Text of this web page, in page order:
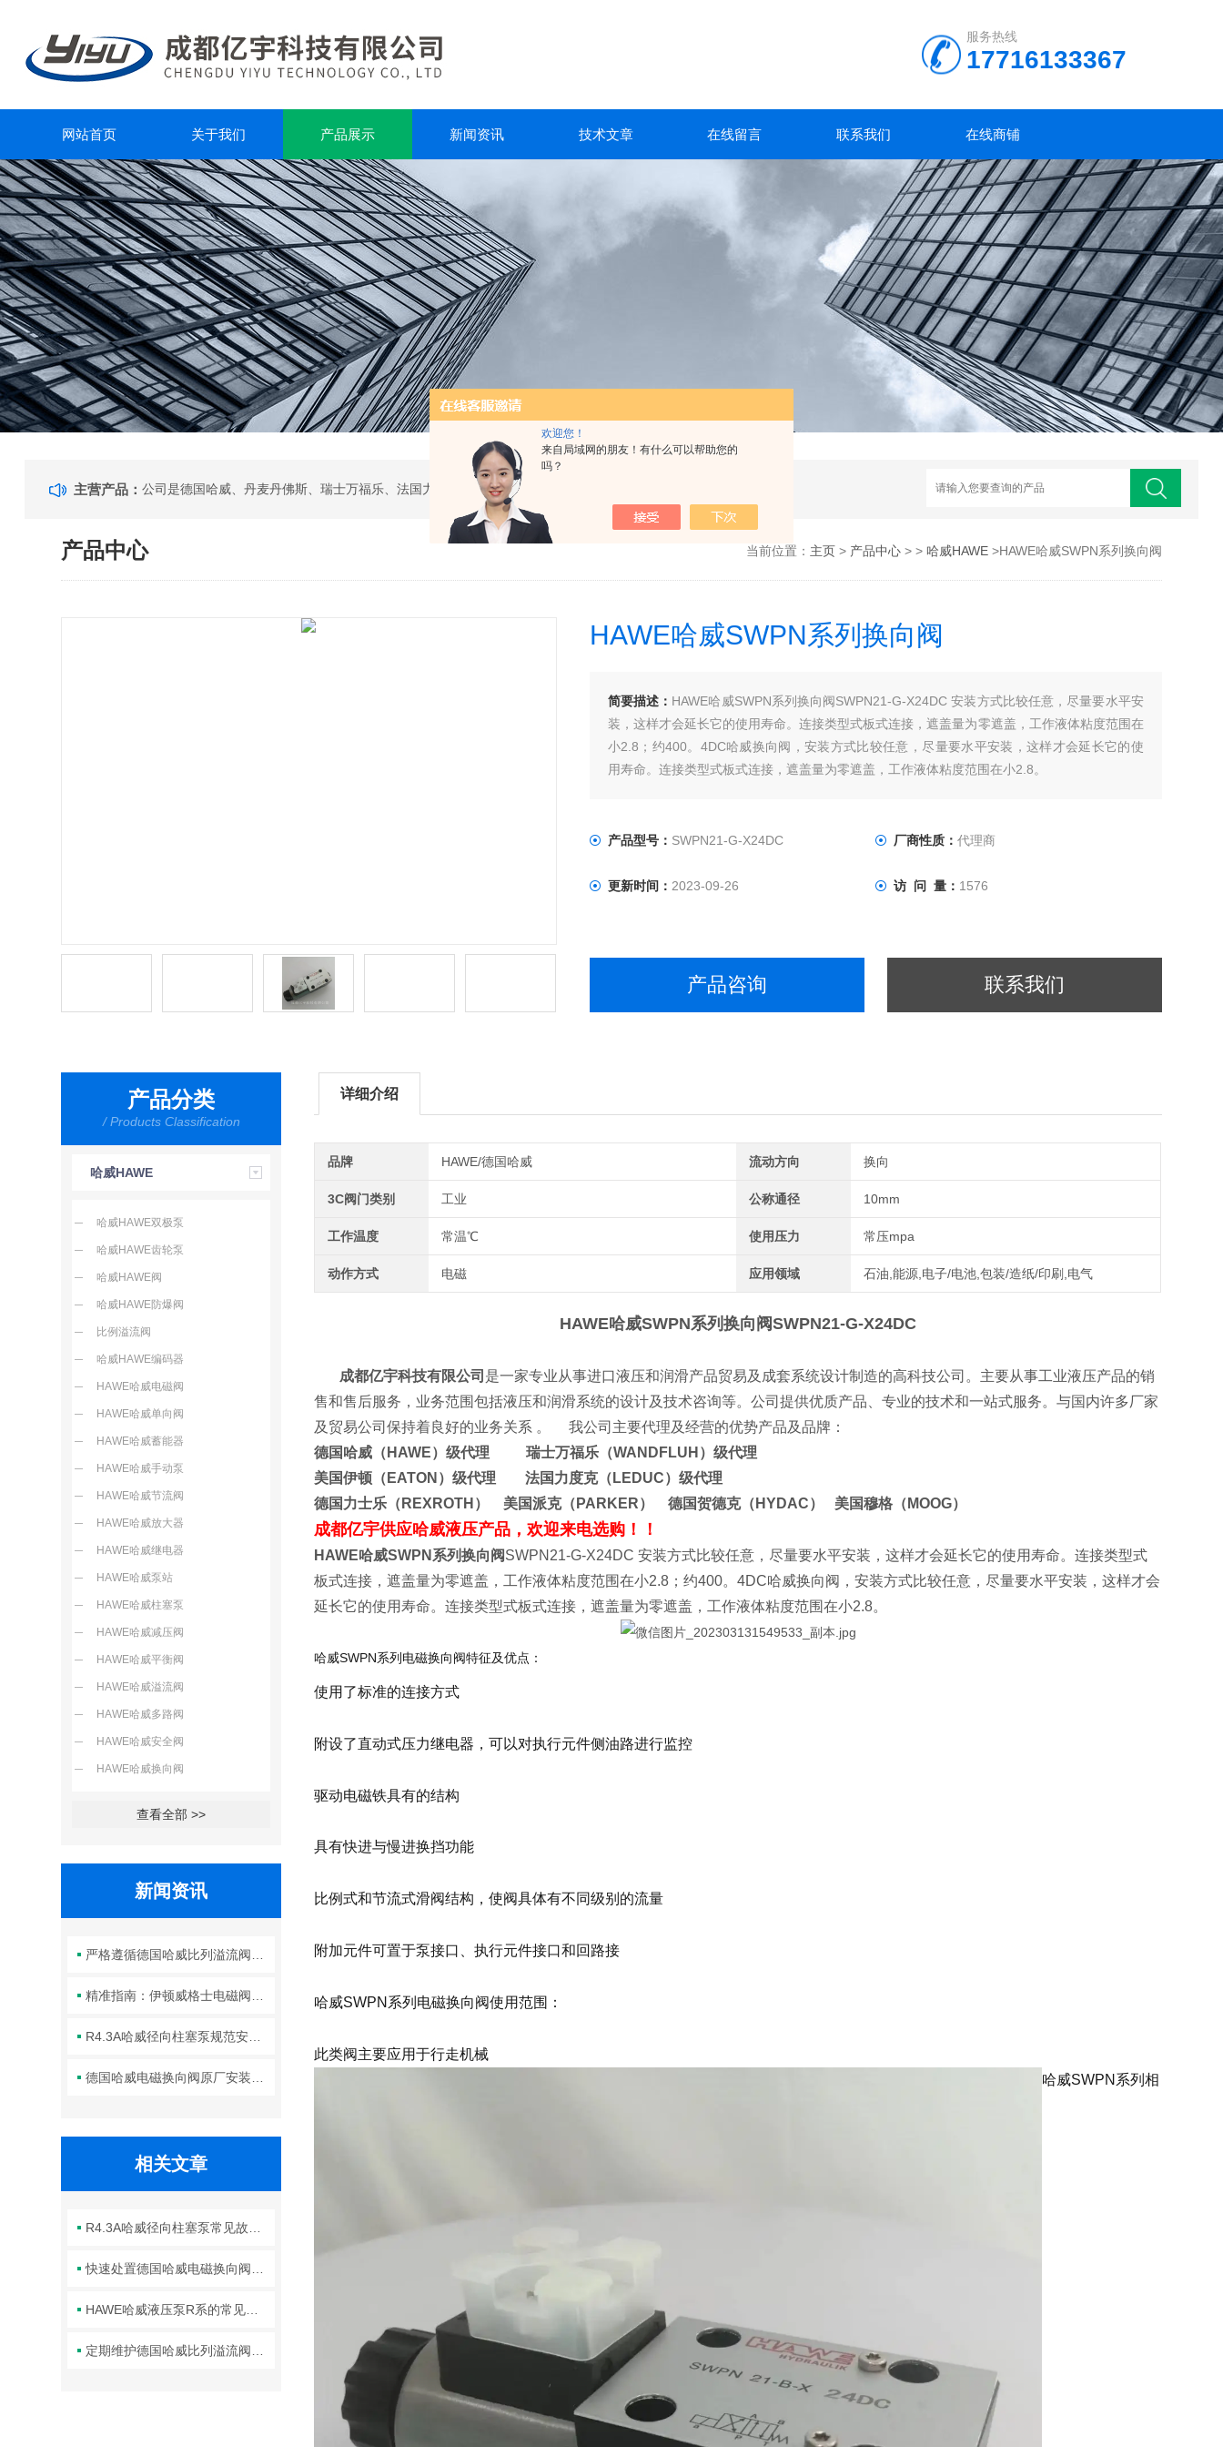
欢迎您！
来自局域网的朋友！有什么可以帮助您的
吗？
服务热线
17716133367
网站首页 关于我们 产品展示 新闻资讯 技术文章 在线留言 联系我们 在线商铺
主营产品：
产品中心 当前位置： 主页> 产品中心> > 哈威HAWE>HAWE哈威SWPN系列换向阀
HAWE哈威SWPN系列换向阀
简要描述： HAWE哈威SWPN系列换向阀SWPN21-G-X24DC 安装方式比较任意，尽量要水平安
装，这样才会延长它的使用寿命。连接类型式板式连接，遮盖量为零遮盖，工作液体粘度范围在
小2.8；约400。4DC哈威换向阀，安装方式比较任意，尽量要水平安装，这样才会延长它的使
用寿命。连接类型式板式连接，遮盖量为零遮盖，工作液体粘度范围在小2.8。
产品型号： SWPN21-G-X24DC 厂商性质：代理商
更新时间： 2023-09-26 访 问 量： 1576
产品咨询 联系我们
产品分类
/ Products Classification
哈威HAWE
哈威HAWE双极泵
哈威HAWE齿轮泵
哈威HAWE阀
哈威HAWE防爆阀
比例溢流阀
哈威HAWE编码器
HAWE哈威电磁阀
HAWE哈威单向阀
HAWE哈威蓄能器
HAWE哈威手动泵
HAWE哈威节流阀
HAWE哈威放大器
HAWE哈威继电器
HAWE哈威泵站
HAWE哈威柱塞泵
HAWE哈威减压阀
HAWE哈威平衡阀
HAWE哈威溢流阀
HAWE哈威多路阀
HAWE哈威安全阀
HAWE哈威换向阀
查看全部 >>
新闻资讯
相关文章
详细介绍
品牌 HAWE/德国哈威 流动方向 换向
3C阀门类别 工业 公称通径 10mm
工作温度 常温℃ 使用压力 常压mpa
动作方式 电磁 应用领域 石油,能源,电子/电池,包装/造纸/印刷,电气
HAWE哈威SWPN系列换向阀SWPN21-G-X24DC
成都亿宇科技有限公司 是一家专业从事进口液压和润滑产品贸易及成套系统设计制造的高科技公司。主要从事工业液压产品的销
售和售后服务，业务范围包括液压和润滑系统的设计及技术咨询等。公司提供优质产品、专业的技术和一站式服务。与国内许多厂家
及贸易公司保持着良好的业务关系 。我公司主要代理及经营的优势产品及品牌：
德国哈威（HAWE）级代理 瑞士万福乐（WANDFLUH）级代理
美国伊顿（EATON）级代理 法国力度克（LEDUC）级代理
德国力士乐（REXROTH） 美国派克（PARKER） 德国贺德克（HYDAC） 美国穆格（MOOG）
成都亿宇供应哈威液压产品，欢迎来电选购！！
HAWE哈威SWPN系列换向阀SWPN21-G-X24DC 安装方式比较任意，尽量要水平安装，这样才会延长它的使用寿命。连接类型式
板式连接，遮盖量为零遮盖，工作液体粘度范围在小2.8；约400。4DC哈威换向阀，安装方式比较任意，尽量要水平安装，这样才会
延长它的使用寿命。连接类型式板式连接，遮盖量为零遮盖，工作液体粘度范围在小2.8。
哈威SWPN系列电磁换向阀特征及优点：
使用了标准的连接方式
附设了直动式压力继电器，可以对执行元件侧油路进行监控
驱动电磁铁具有的结构
具有快进与慢进换挡功能
比例式和节流式滑阀结构，使阀具体有不同级别的流量
附加元件可置于泵接口、执行元件接口和回路接
哈威SWPN系列电磁换向阀使用范围：
此类阀主要应用于行走机械
哈威SWPN系列相